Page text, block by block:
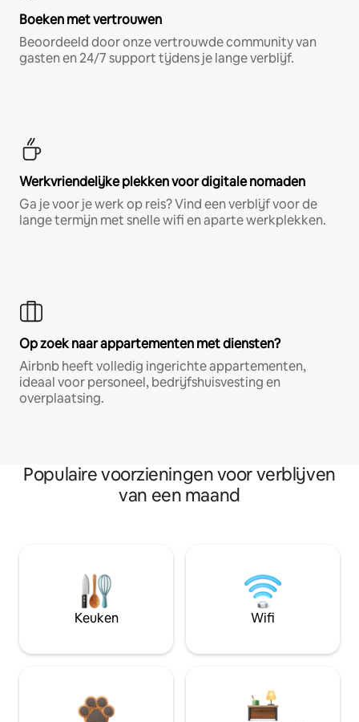
Boeken met vertrouwen
Beoordeeld door onze vertrouwde community van
gasten en 24/7 support tijdens je lange verblijf.
Werkvriendelijke plekken voor digitale nomaden
Ga je voor je werk op reis? Vind een verblijf voor de
lange termijn met snelle wifi en aparte werkplekken.
Op zoek naar appartementen met diensten?
Airbnb heeft volledig ingerichte appartementen,
ideaal voor personeel, bedrijfshuisvesting en
overplaatsing.
Populaire voorzieningen voor verblijven
van een maand
Keuken Wifi